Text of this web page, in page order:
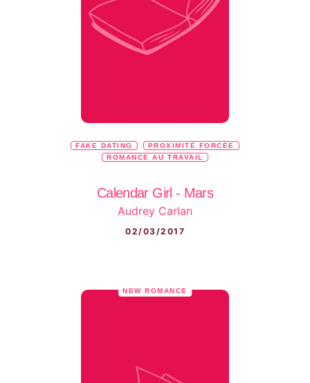
FAKE DATING
PROXIMITÉ FORCÉE
ROMANCE AU TRAVAIL
Calendar Girl - Mars
Audrey Carlan
02/03/2017
NEW ROMANCE